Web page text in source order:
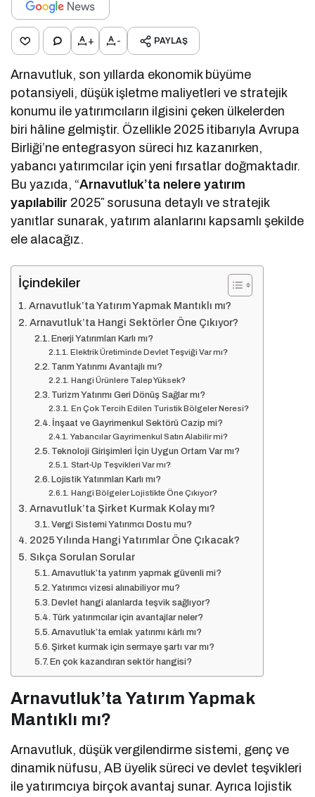
+ - PAYLAŞ
Arnavutluk, son yıllarda ekonomik büyüme
potansiyeli, düşük işletme maliyetleri ve stratejik
konumu ile yatırımcıların ilgisini çeken ülkelerden
biri hâline gelmiştir. Özellikle 2025 itibarıyla Avrupa
Birliği’ne entegrasyon süreci hız kazanırken,
yabancı yatırımcılar için yeni fırsatlar doğmaktadır.
Bu yazıda, “Arnavutluk’ta nelere yatırım
yapılabilir 2025″ sorusuna detaylı ve stratejik
yanıtlar sunarak, yatırım alanlarını kapsamlı şekilde
ele alacağız.
İçindekiler
Arnavutluk’ta Yatırım Yapmak Mantıklı mı?
Arnavutluk’ta Hangi Sektörler Öne Çıkıyor?
Enerji Yatırımları Karlı mı?
Elektrik Üretiminde Devlet Teşviği Var mı?
Tarım Yatırımı Avantajlı mı?
Hangi Ürünlere Talep Yüksek?
Turizm Yatırımı Geri Dönüş Sağlar mı?
En Çok Tercih Edilen Turistik Bölgeler Neresi?
İnşaat ve Gayrimenkul Sektörü Cazip mi?
Yabancılar Gayrimenkul Satın Alabilir mi?
Teknoloji Girişimleri İçin Uygun Ortam Var mı?
Start-Up Teşvikleri Var mı?
Lojistik Yatırımları Karlı mı?
Hangi Bölgeler Lojistikte Öne Çıkıyor?
Arnavutluk’ta Şirket Kurmak Kolay mı?
Vergi Sistemi Yatırımcı Dostu mu?
2025 Yılında Hangi Yatırımlar Öne Çıkacak?
Sıkça Sorulan Sorular
Arnavutluk’ta yatırım yapmak güvenli mi?
Yatırımcı vizesi alınabiliyor mu?
Devlet hangi alanlarda teşvik sağlıyor?
Türk yatırımcılar için avantajlar neler?
Arnavutluk’ta emlak yatırımı kârlı mı?
Şirket kurmak için sermaye şartı var mı?
En çok kazandıran sektör hangisi?
Arnavutluk’ta Yatırım Yapmak
Mantıklı mı?
Arnavutluk, düşük vergilendirme sistemi, genç ve
dinamik nüfusu, AB üyelik süreci ve devlet teşvikleri
ile yatırımcıya birçok avantaj sunar. Ayrıca lojistik